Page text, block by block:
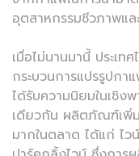
อุตสาหกรรมชีวภาพแล
เมื่อไม่นานมานี้ ประเท
กระบวนการแปรรูปก
ได้รับความนิยมในเชิ
เดียวกัน ผลิตภัณฑ์เพิ่
มากในตลาด ได้แก่ ไว